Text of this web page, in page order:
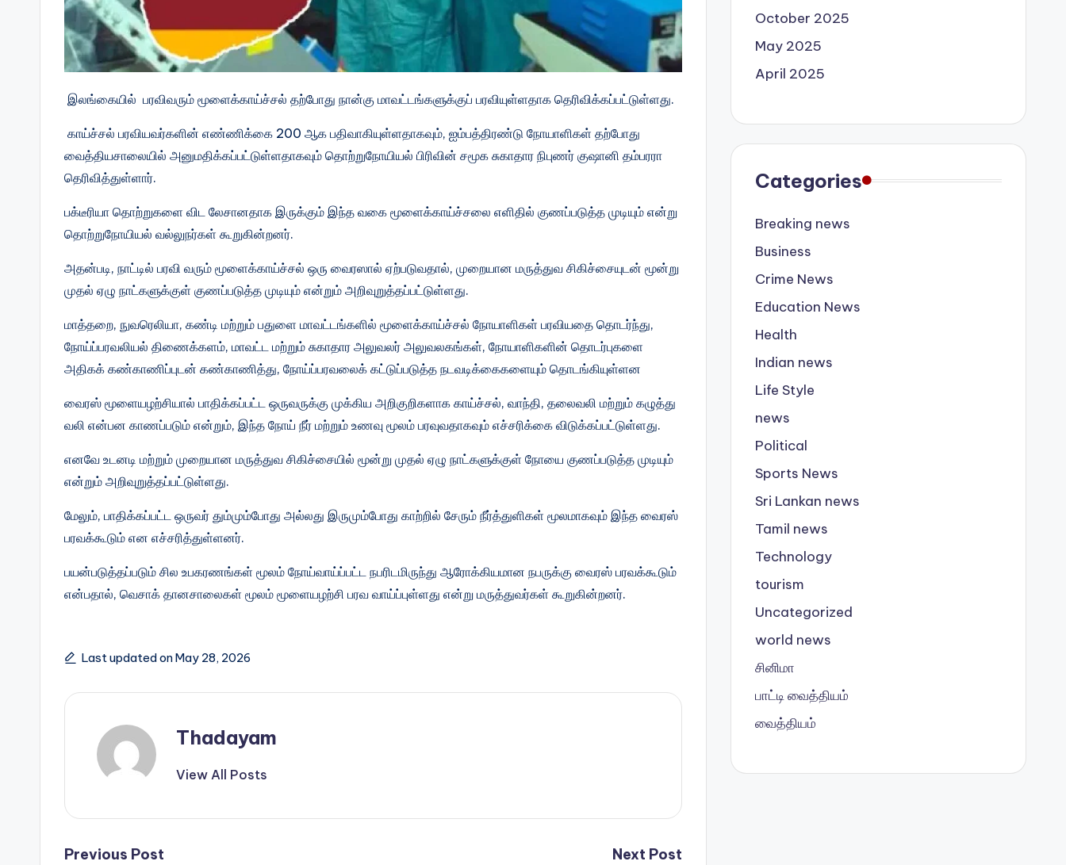
இலங்கையில் பரவிவரும் மூளைக்காய்ச்சல் தற்போது நான்கு மாவட்டங்களுக்குப் பரவியுள்ளதாக தெரிவிக்கப்பட்டுள்ளது.
காய்ச்சல் பரவியவர்களின் எண்ணிக்கை 200 ஆக பதிவாகியுள்ளதாகவும், ஐம்பத்திரண்டு நோயாளிகள் தற்போது
வைத்தியசாலையில் அனுமதிக்கப்பட்டுள்ளதாகவும் தொற்றுநோயியல் பிரிவின் சமூக சுகாதார நிபுணர் குஷானி தம்பரரா
தெரிவித்துள்ளார்.
பக்டீரியா தொற்றுகளை விட லேசானதாக இருக்கும் இந்த வகை மூளைக்காய்ச்சலை எளிதில் குணப்படுத்த முடியும் என்று
தொற்றுநோயியல் வல்லுநர்கள் கூறுகின்றனர்.
அதன்படி, நாட்டில் பரவி வரும் மூளைக்காய்ச்சல் ஒரு வைரஸால் ஏற்படுவதால், முறையான மருத்துவ சிகிச்சையுடன் மூன்று
முதல் ஏழு நாட்களுக்குள் குணப்படுத்த முடியும் என்றும் அறிவுறுத்தப்பட்டுள்ளது.
மாத்தறை, நுவரெலியா, கண்டி மற்றும் பதுளை மாவட்டங்களில் மூளைக்காய்ச்சல் நோயாளிகள் பரவியதை தொடர்ந்து,
நோய்ப்பரவலியல் திணைக்களம், மாவட்ட மற்றும் சுகாதார அலுவலர் அலுவலகங்கள், நோயாளிகளின் தொடர்புகளை
அதிகக் கண்காணிப்புடன் கண்காணித்து, நோய்ப்பரவலைக் கட்டுப்படுத்த நடவடிக்கைகளையும் தொடங்கியுள்ளன
வைரஸ் மூளையழற்சியால் பாதிக்கப்பட்ட ஒருவருக்கு முக்கிய அறிகுறிகளாக காய்ச்சல், வாந்தி, தலைவலி மற்றும் கழுத்து
வலி என்பன காணப்படும் என்றும், இந்த நோய் நீர் மற்றும் உணவு மூலம் பரவுவதாகவும் எச்சரிக்கை விடுக்கப்பட்டுள்ளது.
எனவே உடனடி மற்றும் முறையான மருத்துவ சிகிச்சையில் மூன்று முதல் ஏழு நாட்களுக்குள் நோயை குணப்படுத்த முடியும்
என்றும் அறிவுறுத்தப்பட்டுள்ளது.
மேலும், பாதிக்கப்பட்ட ஒருவர் தும்மும்போது அல்லது இருமும்போது காற்றில் சேரும் நீர்த்துளிகள் மூலமாகவும் இந்த வைரஸ்
பரவக்கூடும் என எச்சரித்துள்ளனர்.
பயன்படுத்தப்படும் சில உபகரணங்கள் மூலம் நோய்வாய்ப்பட்ட நபரிடமிருந்து ஆரோக்கியமான நபருக்கு வைரஸ் பரவக்கூடும்
என்பதால், வெசாக் தானசாலைகள் மூலம் மூளையழற்சி பரவ வாய்ப்புள்ளது என்று மருத்துவர்கள் கூறுகின்றனர்.
Last updated on May 28, 2026
Thadayam
View All Posts
Previous Post Next Post
October 2025
May 2025
April 2025
Categories
Breaking news
Business
Crime News
Education News
Health
Indian news
Life Style
news
Political
Sports News
Sri Lankan news
Tamil news
Technology
tourism
Uncategorized
world news
சினிமா
பாட்டி வைத்தியம்
வைத்தியம்